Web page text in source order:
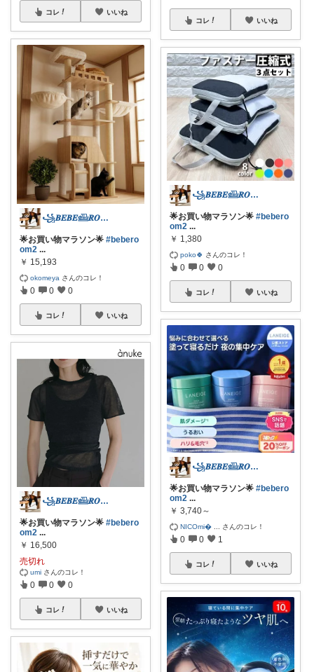
コレ いいね
꧁𝑩𝑬𝑩𝑬𓊝𝑹𝑶𝑶𝑴꧂
🌟お買い物マラソン🌟 #bebero
om2 ...
￥ 15,193
okomeya さんのコレ！
0 0 0
コレ いいね
꧁𝑩𝑬𝑩𝑬𓊝𝑹𝑶𝑶𝑴꧂
🌟お買い物マラソン🌟 #bebero
om2 ...
￥ 16,500
売切れ
umi さんのコレ！
0 0 0
コレ いいね
コレ いいね
꧁𝑩𝑬𝑩𝑬𓊝𝑹𝑶𝑶𝑴꧂
🌟お買い物マラソン🌟 #bebero
om2 ...
￥ 1,380
poko🍀 さんのコレ！
0 0 0
コレ いいね
꧁𝑩𝑬𝑩𝑬𓊝𝑹𝑶𝑶𝑴꧂
🌟お買い物マラソン🌟 #bebero
om2 ...
￥ 3,740～
NICOmi さんのコレ！
0 0 1
コレ いいね